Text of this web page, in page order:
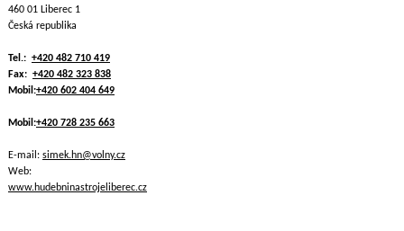
460 01 Liberec 1
Česká republika
Tel.: +420 482 710 419
Fax: +420 482 323 838
Mobil:+420 602 404 649
Mobil:+420 728 235 663
E-mail: simek.hn@volny.cz
Web:
www.hudebninastrojeliberec.cz